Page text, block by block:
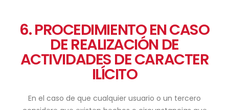
6. PROCEDIMIENTO EN CASO
DE REALIZACIÓN DE
ACTIVIDADES DE CARACTER
ILÍCITO
En el caso de que cualquier usuario o un tercero